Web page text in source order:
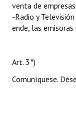
venta de
-Radio y
ende, las
Art. 3°)
Comuníquese.